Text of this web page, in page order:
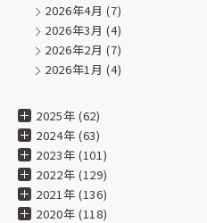
2025.04.03
過去、職場としてお世話になっ
人に喜んでいただく仕事につい
また海外でテキスタイルを勉強
すべての物が魅力的です
★★★★★
2025.02.19
2026年4月 (7)
2026年3月 (4)
2026年2月 (7)
2026年1月 (4)
2025年 (62)
2024年 (63)
2023年 (101)
2022年 (129)
2021年 (136)
2020年 (118)